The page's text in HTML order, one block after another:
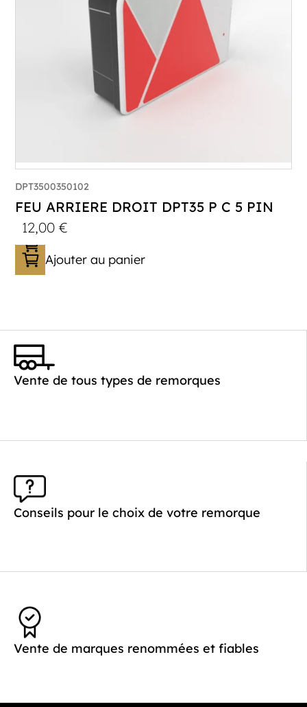
DPT3500350102
FEU ARRIERE DROIT DPT35 P C 5 PIN
12,00€
Ajouter au panier
Vente de tous types de remorques
Conseils pour le choix de votre remorque
Vente de marques renommées et fiables